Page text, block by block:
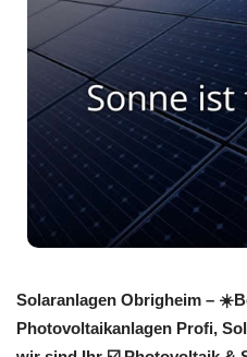
Solaranlagen Obrigheim –
Photovoltaikanlagen Profi,